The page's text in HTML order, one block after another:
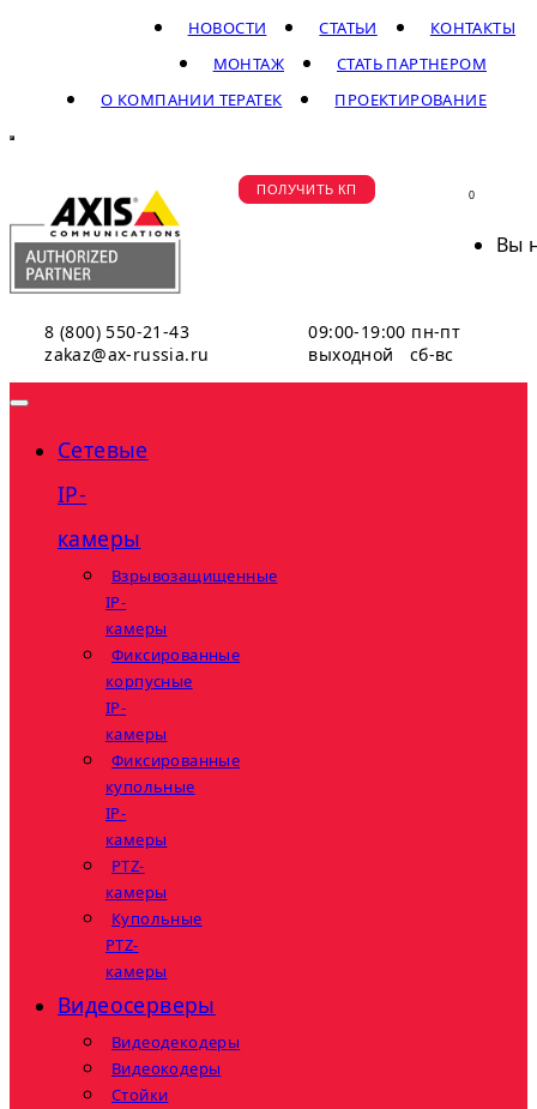
КОНТАКТЫ
СТАТЬИ
НОВОСТИ
СТАТЬ ПАРТНЕРОМ
МОНТАЖ
ПРОЕКТИРОВАНИЕ
О КОМПАНИИ ТЕРАТЕК
8 (800) 550-21-43
zakaz@ax-russia.ru
09:00-19:00 пн-пт
выходной сб-вс
ПОЛУЧИТЬ КП 0
Вы
Сетевые
IP-
камеры
Взрывозащищенные
IP-
камеры
Фиксированные
корпусные
IP-
камеры
Фиксированные
купольные
IP-
камеры
PTZ-
камеры
Купольные
PTZ-
камеры
Видеосерверы
Видеодекодеры
Видеокодеры
Стойки